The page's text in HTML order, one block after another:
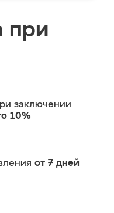
при
заключении
10%
от 7 дней